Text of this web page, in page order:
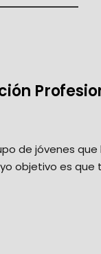
de jóvenes
objetivo es